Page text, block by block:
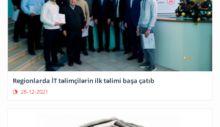
Regionlarda İT təlimçilərin ilk təlimi başa çatıb
28-12-2021